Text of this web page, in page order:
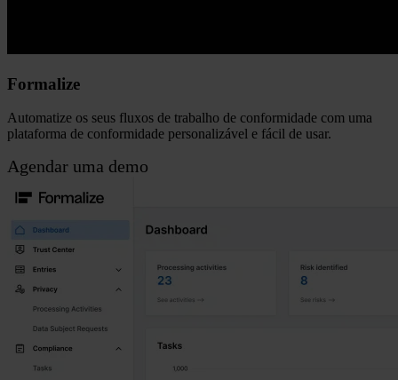
Formalize
Automatize os seus fluxos de trabalho de conformidade com uma
plataforma de conformidade personalizável e fácil de usar.
Agendar uma demo